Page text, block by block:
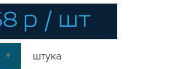
р / шт
+ штука